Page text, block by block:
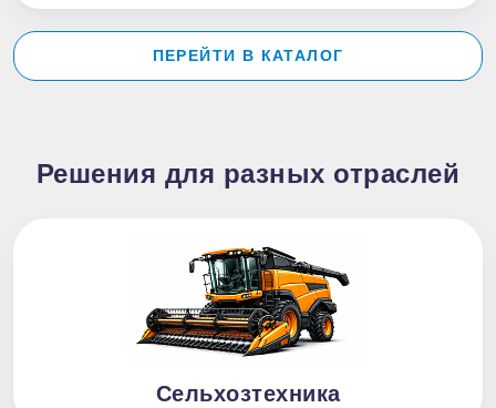
ПЕРЕЙТИ В КАТАЛОГ
Решения для разных отраслей
Сельхозтехника